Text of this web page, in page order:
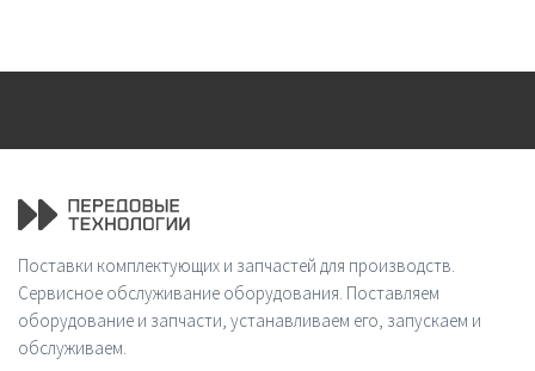
Поставки комплектующих и запчастей для производств.
Сервисное обслуживание оборудования. Поставляем
оборудование и запчасти, устанавливаем его, запускаем и
обслуживаем.